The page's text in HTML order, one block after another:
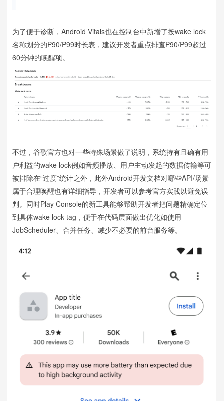
为了便于诊断，Android Vitals也在控制台中新增了按wake lock
名称划分的P90/P99时长表，建议开发者重点排查P90/P99超过
60分钟的唤醒项。
不过，谷歌官方也对一些特殊场景做了说明，系统持有且确有用
户利益的wake lock例如音频播放、用户主动发起的数据传输等可
被排除在“过度”统计之外，此外Android开发文档对哪些API/场景
属于合理唤醒也有详细指导，开发者可以参考官方实践以避免误
判。同时Play Console的新工具能够帮助开发者把问题精确定位
到具体wake lock tag，便于在代码层面做出优化如使用
JobScheduler、合并任务、减少不必要的前台服务等。